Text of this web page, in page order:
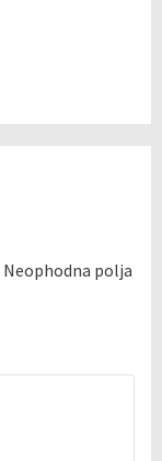
Neophodna polja